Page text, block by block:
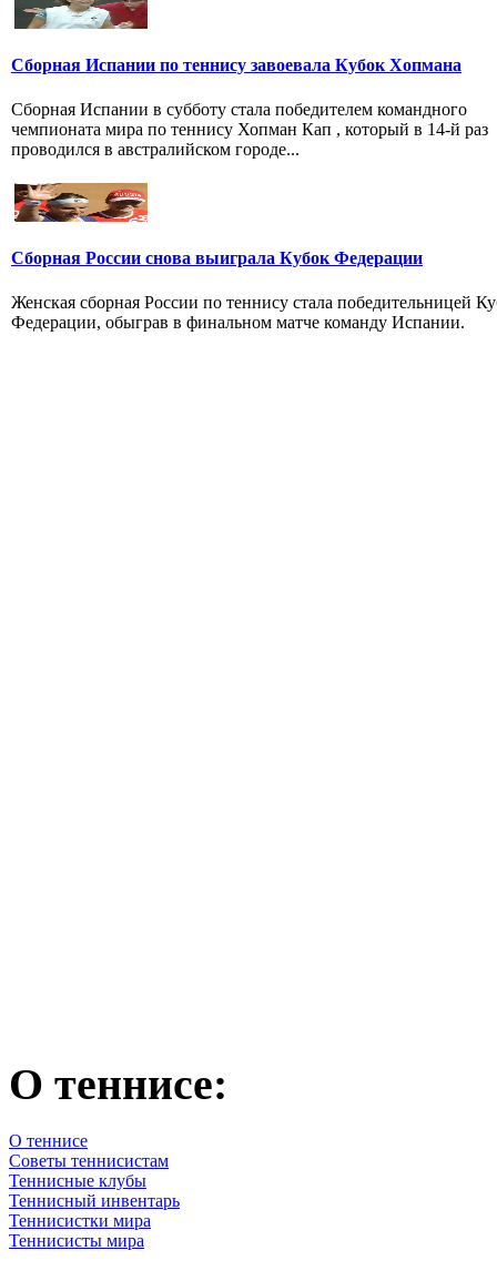
Сборная Испании по теннису завоевала Кубок Хопмана
Сборная Испании в субботу стала победителем командного
чемпионата мира по теннису Хопман Кап , который в 14-й раз
проводился в австралийском городе...
Сборная России снова выиграла Кубок Федерации
Женская сборная России по теннису стала победительницей
Федерации, обыграв в финальном матче команду Испании.
О теннисе:
О теннисе
Советы теннисистам
Теннисные клубы
Теннисный инвентарь
Теннисистки мира
Теннисисты мира